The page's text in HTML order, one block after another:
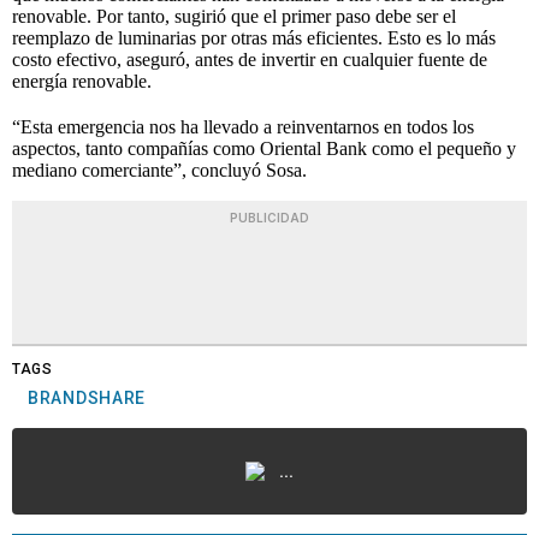
renovable. Por tanto, sugirió que el primer paso debe ser el
reemplazo de luminarias por otras más eficientes. Esto es lo más
costo efectivo, aseguró, antes de invertir en cualquier fuente de
energía renovable.
“Esta emergencia nos ha llevado a reinventarnos en todos los
aspectos, tanto compañías como Oriental Bank como el pequeño y
mediano comerciante”, concluyó Sosa.
PUBLICIDAD
TAGS
BRANDSHARE
...